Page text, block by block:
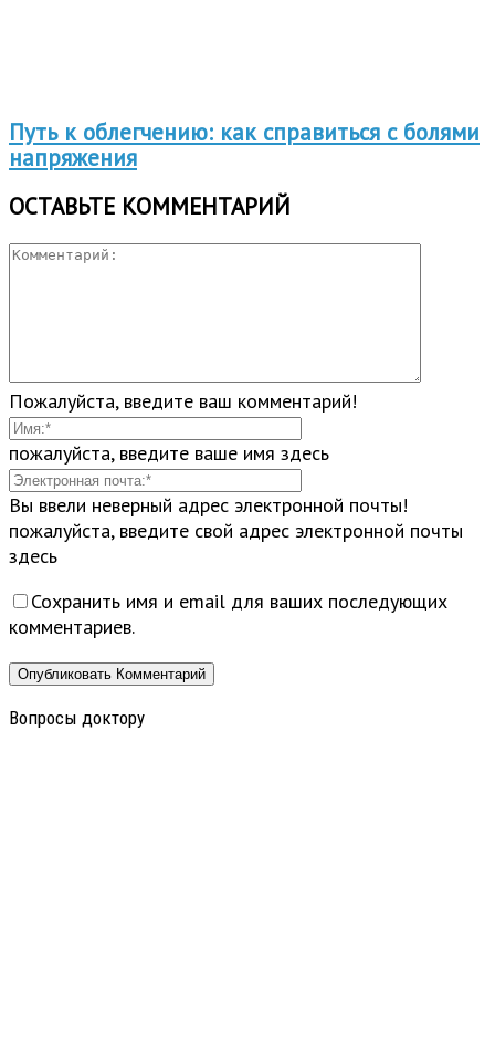
Путь к облегчению: как справиться с болями
напряжения
ОСТАВЬТЕ КОММЕНТАРИЙ
Пожалуйста, введите ваш комментарий!
пожалуйста, введите ваше имя здесь
Вы ввели неверный адрес электронной почты!
пожалуйста, введите свой адрес электронной почты
здесь
Сохранить имя и email для ваших последующих
комментариев.
Вопросы доктору